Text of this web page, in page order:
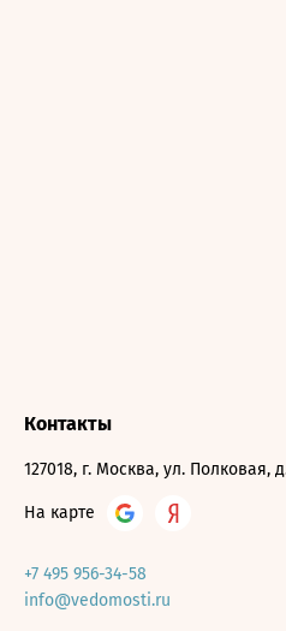
Контакты
127018, г. Москва, ул. Полковая,
На карте
+7 495 956-34-58
info@vedomosti.ru